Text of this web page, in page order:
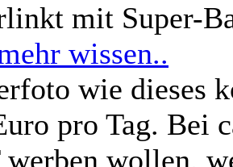
mit Super-
wissen..
wie dieses
pro Tag. Bei
wollen,